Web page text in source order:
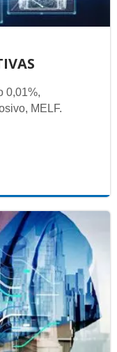
0,01%,
MELF.